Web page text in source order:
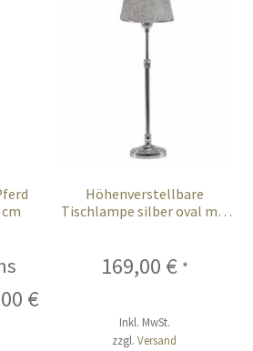
€Aktueller
Höhenverstellbare
Tischlampe silber oval mit
169,00 € *
Inkl. MwSt.
zzgl.Versand